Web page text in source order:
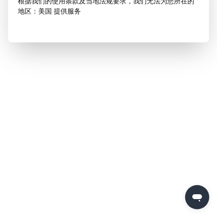
地区：美国 提供服务